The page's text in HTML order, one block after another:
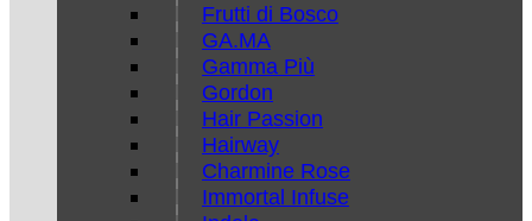
Frutti di Bosco
GA.MA
Gamma Più
Gordon
Hair Passion
Hairway
Charmine Rose
Immortal Infuse